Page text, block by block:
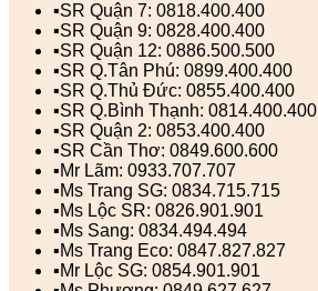
▪️SR Quận 7: 0818.400.400
▪️SR Quận 9: 0828.400.400
▪️SR Quận 12: 0886.500.500
▪️SR Q.Tân Phú: 0899.400.400
▪️SR Q.Thủ Đức: 0855.400.400
▪️SR Q.Bình Thạnh: 0814.400.400
▪️SR Quận 2: 0853.400.400
▪️SR Cần Thơ: 0849.600.600
▪️Mr Lãm: 0933.707.707
▪️Ms Trang SG: 0834.715.715
▪️Ms Lộc SR: 0826.901.901
▪️Ms Sang: 0834.494.494
▪️Ms Trang Eco: 0847.827.827
▪️Mr Lộc SG: 0854.901.901